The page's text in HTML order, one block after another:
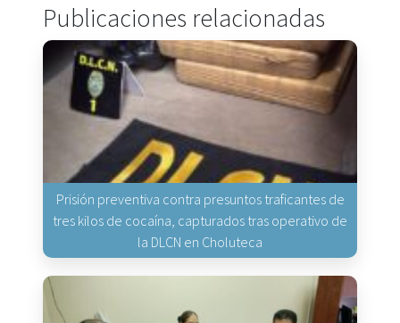
Publicaciones relacionadas
Prisión preventiva contra presuntos traficantes de
tres kilos de cocaína, capturados tras operativo de
la DLCN en Choluteca